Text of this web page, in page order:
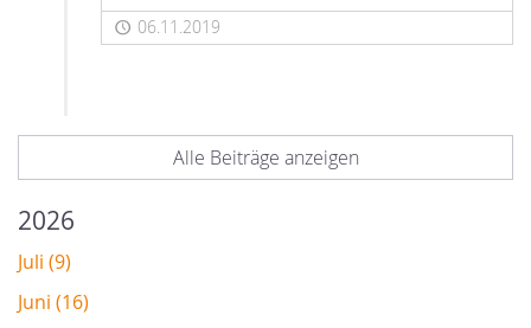
06.11.2019
Alle Beiträge anzeigen
2026
Juli (9)
Juni (16)